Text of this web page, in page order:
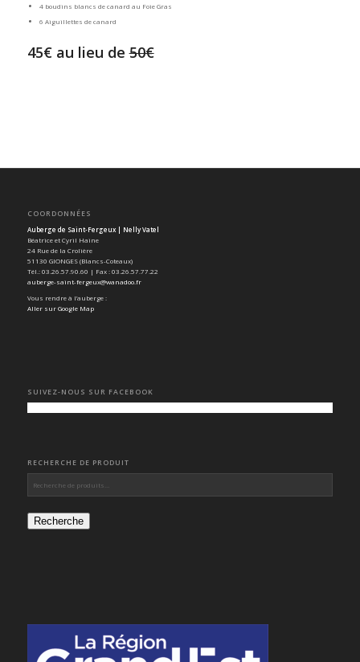
4 boudins blancs de canard au Foie Gras
6 Aiguillettes de canard
45€ au lieu de50€
COORDONNÉES
Auberge de Saint-Fergeux | Nelly Vatel
Béatrice et Cyril Haine
24 Rue de la Crolière
51130 GIONGES (Blancs-Coteaux)
Tél.: 03.26.57.90.60 | Fax : 03.26.57.77.22
auberge-saint-fergeux@wanadoo.fr
Vous rendre à l’auberge :
Aller sur Google Map
SUIVEZ-NOUS SUR FACEBOOK
RECHERCHE DE PRODUIT
Recherche